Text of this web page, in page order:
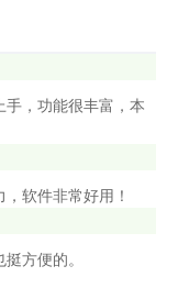
，功能很丰富，本
软件非常好用！
方便的。